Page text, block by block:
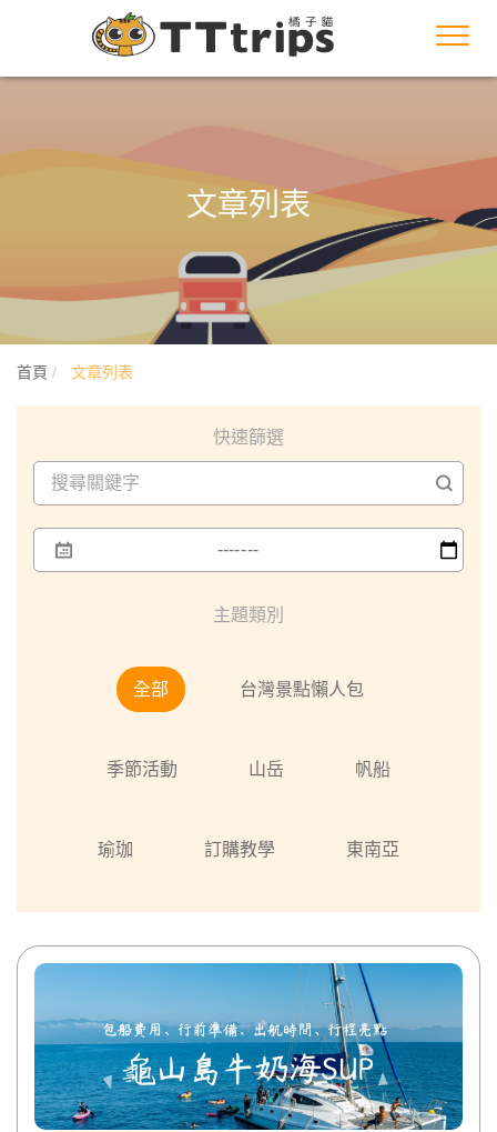
文章列表
首頁 文章列表
快速篩選
主題類別
全部 台灣景點懶人包
季節活動 山岳 帆船
瑜珈 訂購教學 東南亞